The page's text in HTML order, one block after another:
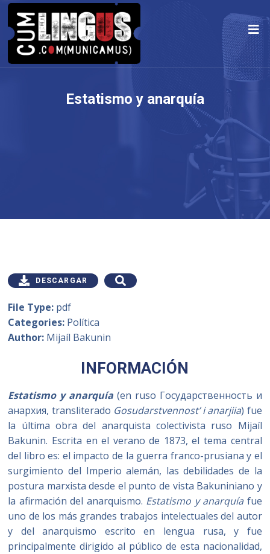
Estatismo y anarquía
INFORMACIÓN
Estatismo y anarquía (en ruso Государственность и
анархия, transliterado Gosudarstvennost’ i anarjiia) fue
la última obra del anarquista colectivista ruso Mijaíl
Bakunin. Escrita en el verano de 1873, el tema central
del libro es: el impacto de la guerra franco-prusiana y el
surgimiento del Imperio alemán, las debilidades de la
postura marxista desde el punto de vista Bakuniniano y
la afirmación del anarquismo. Estatismo y anarquía fue
uno de los más grandes trabajos intelectuales del autor
y del anarquismo escrito en lengua rusa, y fue
principalmente dirigido al público de esta nacionalidad,
DESCARGAR
File Type: pdf
Categories: Política
Author: Mijaíl Bakunin